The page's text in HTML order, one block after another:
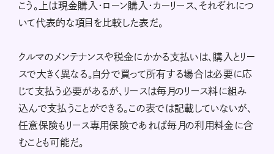
こう。上は現金購入・ローン購入・カーリース、それぞれにつ
いて代表的な項目を比較した表だ。
クルマのメンテナンスや税金にかかる支払いは、購入とリー
スで大きく異なる。自分で買って所有する場合は必要に応
じて支払う必要があるが、リースは毎月のリース料に組み
込んで支払うことができる。この表では記載していないが、
任意保険もリース専用保険であれば毎月の利用料金に含
むことも可能だ。